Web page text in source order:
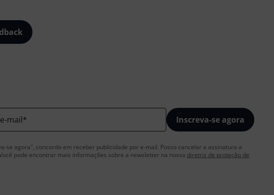
mail* Inscreva-se agora
se agora", concordo em receber publicidade por e-mail. Posso cancelar a assinatura a
pode encontrar mais informações sobre a newsletter na nossa diretriz de proteção de